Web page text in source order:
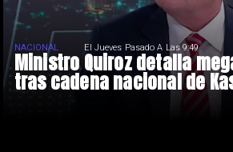
Ministro Quiroz detalla
tras cadena nacional de
NACIONAL El Jueves Pasado A Las 9:49